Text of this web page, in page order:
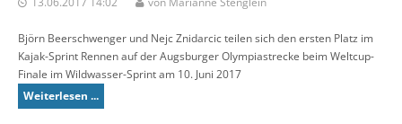
Björn Beerschwenger und Nejc Znidarcic teilen sich den ersten Platz im
Kajak-Sprint Rennen auf der Augsburger Olympiastrecke beim Weltcup-
Finale im Wildwasser-Sprint am 10. Juni 2017
Weiterlesen ...